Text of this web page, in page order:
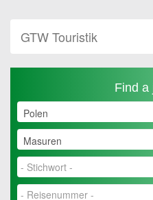
GTW Touristik
Find a